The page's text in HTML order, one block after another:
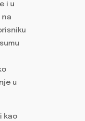
i u
na
u
kao